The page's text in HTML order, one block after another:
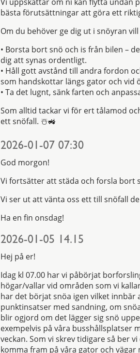
bästa förutsättningar att göra ett
Om du behöver ge dig ut i snöyran
• Borsta bort snö och is från bilen –
dig att synas ordentligt.
• Håll gott avstånd till andra fordon
som handskottar längs gator och vid
• Ta det lugnt, sänk farten och
Som alltid tackar vi för ert tålamod
ett snöfall. ☃️🚜
2026-01-07 07:30
God morgon!
Vi fortsätter att städa och forsla bort
Vi ser ut att vänta oss ett till snöfall
Ha en fin onsdag!
2026-01-05 14.15
Hej på er!
Idag kl 07.00 har vi påbörjat
högar/vallar vid områden som vi
har det börjat snöa igen vilket innbär
punktinsatser med sandning, om
blir ogjord om det lägger sig snö
exempelvis på våra busshållsplatser
veckan. Som vi skrev tidigare så ber
komma fram på våra gator och